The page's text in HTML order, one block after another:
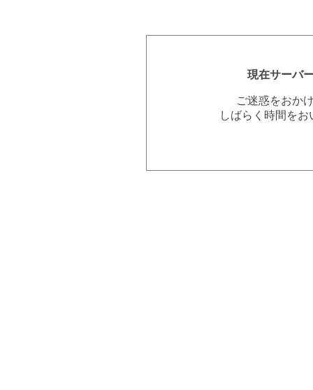
現在サーバ
ご迷惑をおか
しばらく時間を